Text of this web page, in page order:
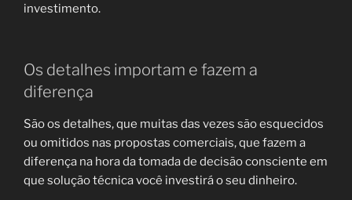
investimento.
Os detalhes importam e fazem a
diferença
São os detalhes, que muitas das vezes são esquecidos
ou omitidos nas propostas comerciais, que fazem a
diferença na hora da tomada de decisão consciente em
que solução técnica você investirá o seu dinheiro.